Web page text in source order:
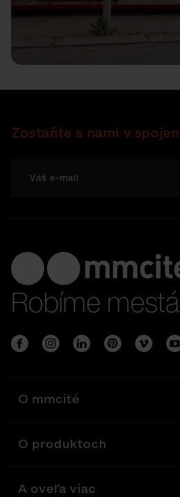
Zostaňte s nami v
Robíme
O mmcité
O produktoch
A oveľa viac